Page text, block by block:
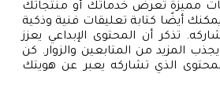
مميزة تعرض خدماتك أو منتجاتك
أيضًا كتابة تعليقات فنية وذكية
تذكر أن المحتوى الإبداعي يعزز
المزيد من المتابعين والزوار. كن
الذي تشاركه يعبر عن هويتك